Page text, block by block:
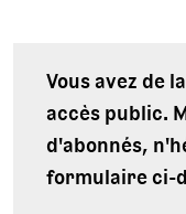
Vous avez de
accès public.
d'abonnés,
formulaire ci-